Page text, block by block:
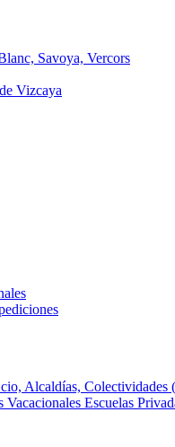
Savoya, Vercors
Vizcaya
Alcaldías, Colectividades
Vacacionales Escuelas